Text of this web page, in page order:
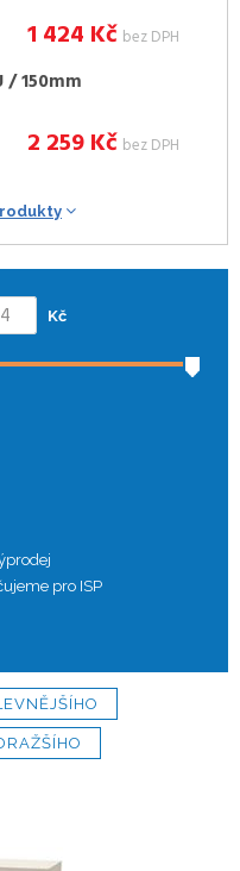
1 424 Kč bez DPH
/ 150mm
2 259Kč bez DPH
Kč
pro ISP